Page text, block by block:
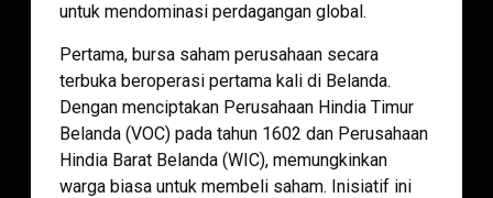
untuk mendominasi perdagangan global.
Pertama, bursa saham perusahaan secara
terbuka beroperasi pertama kali di Belanda.
Dengan menciptakan Perusahaan Hindia Timur
Belanda (VOC) pada tahun 1602 dan Perusahaan
Hindia Barat Belanda (WIC), memungkinkan
warga biasa untuk membeli saham. Inisiatif ini